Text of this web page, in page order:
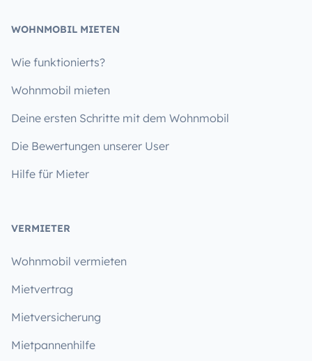
WOHNMOBIL MIETEN
Wie funktionierts?
Wohnmobil mieten
Deine ersten Schritte mit dem Wohnmobil
Die Bewertungen unserer User
Hilfe für Mieter
VERMIETER
Wohnmobil vermieten
Mietvertrag
Mietversicherung
Mietpannenhilfe